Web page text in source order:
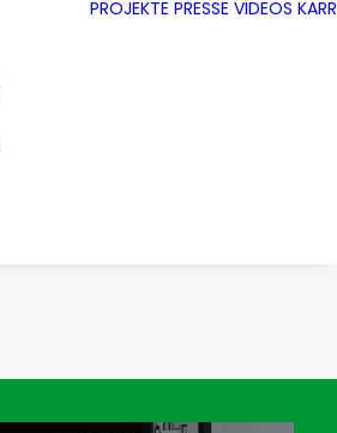
PROJEKTE PRESSE VIDEOS